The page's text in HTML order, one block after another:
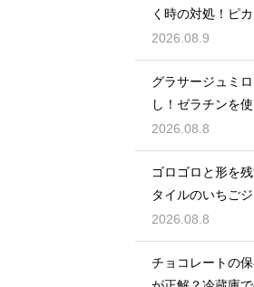
く時の対処！ピ
ための秘策
2026.08.9
グラサージュミ
し！ゼラチンを
しく飾る
2026.08.8
ゴロゴロと形を
タイルのいちご
たっぷり楽しむ美
2026.08.8
チョコレートの